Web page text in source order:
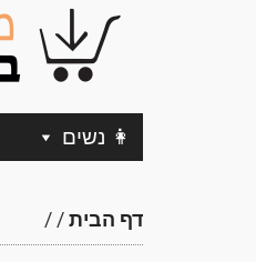
👩 נשים
דף הבית/
/